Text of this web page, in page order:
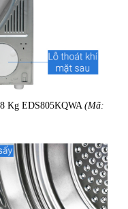
Kg EDS805KQWA (Mã: